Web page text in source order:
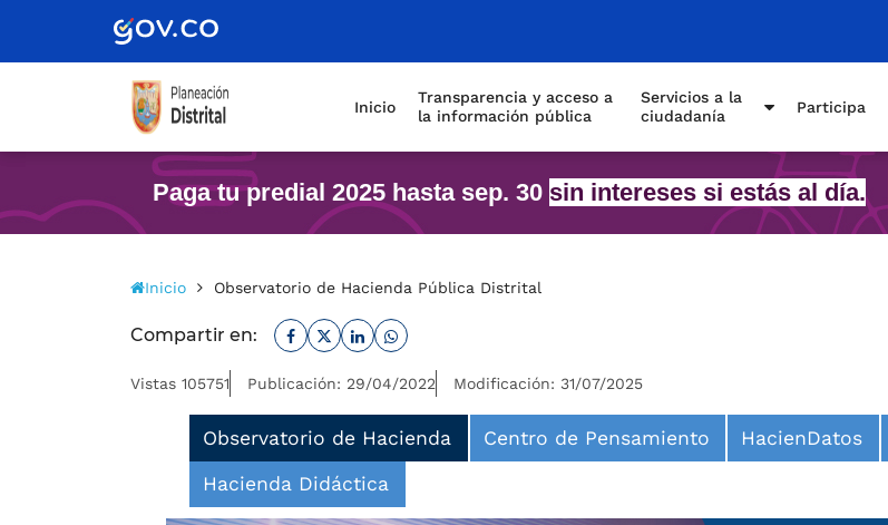
de Gobierno
Inicio
Transparencia y acceso a
la información pública
Servicios a la
ciudadanía
Participa
Paga tu predial 2025 hasta sep. 30 sin intereses si estás al día.
Inicio Observatorio de Hacienda Pública Distrital
Compartir en: Facebook
TwitterLinkedinWhatsapp
Vistas 105751 Publicación: 29/04/2022 Modificación: 31/07/2025
Observatorio de Hacienda Centro de Pensamiento HacienDatos
Hacienda Didáctica